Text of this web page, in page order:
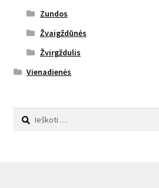
Zundos
Žvaigždūnės
Žvirgždulis
Vienadienės
Ieškoti: